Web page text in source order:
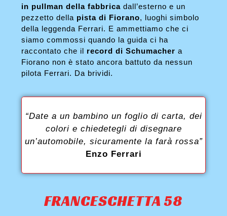
in pullman della fabbrica dall’esterno e un
pezzetto della pista di Fiorano, luoghi simbolo
della leggenda Ferrari. E ammettiamo che ci
siamo commossi quando la guida ci ha
raccontato che il record di Schumacher a
Fiorano non è stato ancora battuto da nessun
pilota Ferrari. Da brividi.
“Date a un bambino un foglio di carta, dei
colori e chiedetegli di disegnare
un’automobile, sicuramente la farà rossa”
Enzo Ferrari
FRANCESCHETTA 58